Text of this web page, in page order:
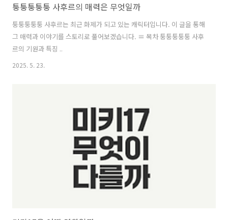
퉁퉁퉁퉁퉁 사후르의 매력은 무엇일까
퉁퉁퉁퉁퉁 사후르는 최근 화제가 되고 있는 캐릭터입니다. 이 글을 통해
그 매력과 이야기를 스토리로 풀어보겠습니다. ≡ 목차 퉁퉁퉁퉁퉁 사후
르의 기원과 특징 ..
2025. 5. 23.